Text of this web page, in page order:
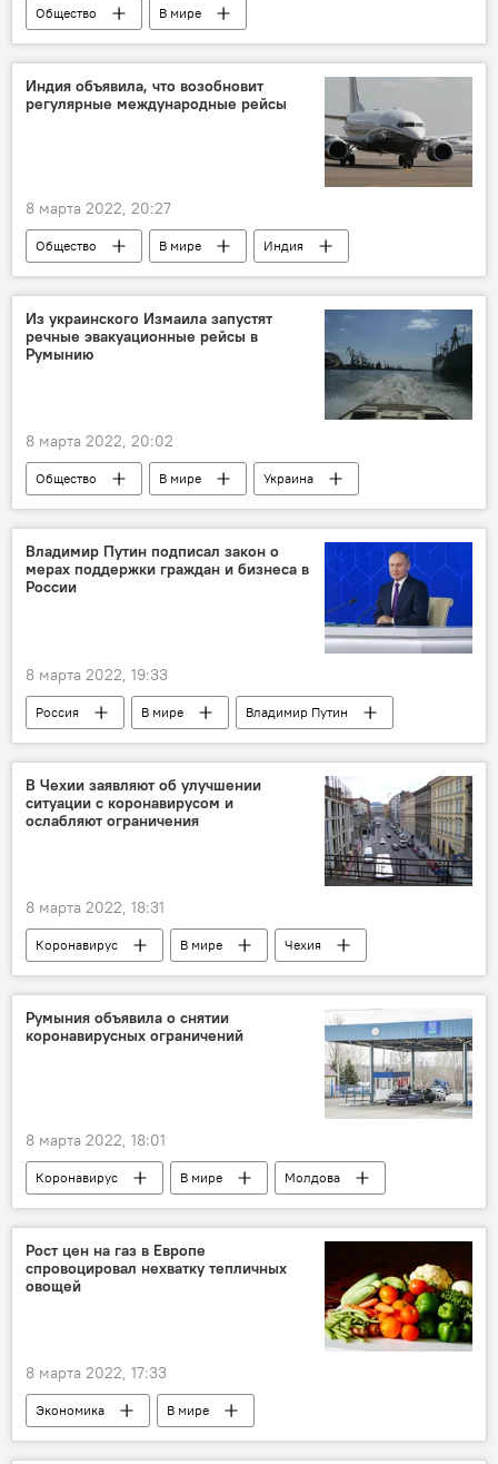
Общество В мире
Индия объявила, что возобновит
регулярные международные рейсы
8 марта 2022, 20:27
Общество В мире Индия
Из украинского Измаила запустят
речные эвакуационные рейсы в
Румынию
8 марта 2022, 20:02
Общество В мире
Украина
Румыния
Владимир Путин подписал закон о
мерах поддержки граждан и бизнеса в
России
8 марта 2022, 19:33
Россия В мире Владимир Путин
В Чехии заявляют об улучшении
ситуации с коронавирусом и
ослабляют ограничения
8 марта 2022, 18:31
Коронавирус В мире Чехия
Румыния объявила о снятии
коронавирусных ограничений
8 марта 2022, 18:01
Коронавирус В мире Молдова
Рост цен на газ в Европе
спровоцировал нехватку тепличных
овощей
8 марта 2022, 17:33
Экономика В мире